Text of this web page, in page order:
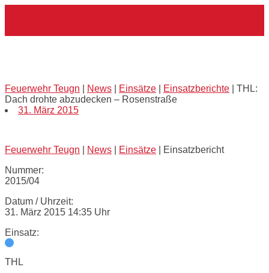
Feuerwehr Teugn News Einsätze Einsatzberichte
THL:
Dach drohte abzudecken – Rosenstraße
31. März 2015
Feuerwehr Teugn News Einsätze
Einsatzbericht
Nummer:
2015/04
Datum / Uhrzeit:
31. März 2015 14:35 Uhr
Einsatz:
THL